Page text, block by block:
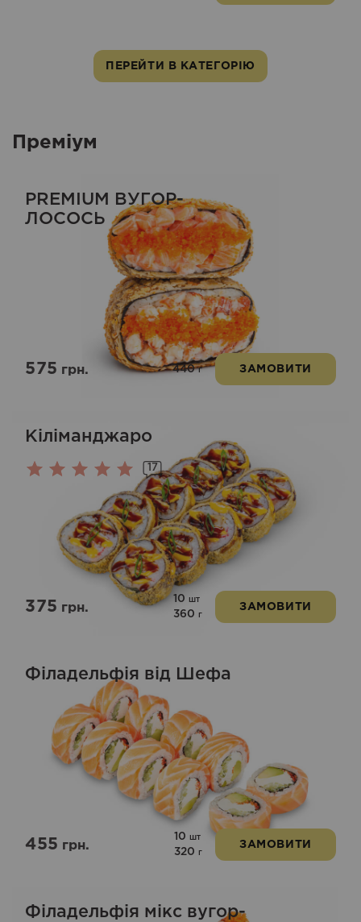
ПЕРЕЙТИ В КАТЕГОРІЮ
Преміум
PREMIUM ВУГОР-
ЛОСОСЬ
575грн. 440г ЗАМОВИТИ
Кіліманджаро
Оцінено
5.00
з 5
17
375грн.
10 шт
360 г
ЗАМОВИТИ
Філадельфія від Шефа
455грн.
10 шт
320 г
ЗАМОВИТИ
Філадельфія мікс вугор-